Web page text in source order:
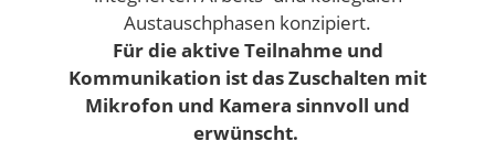
Austauschphasen konzipiert.
Für die aktive Teilnahme und
Kommunikation ist das Zuschalten mit
Mikrofon und Kamera sinnvoll und
erwünscht.